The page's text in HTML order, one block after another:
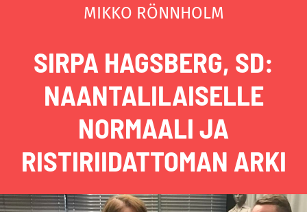
MIKKO RÖNNHOLM
SIRPA HAGSBERG, SD:
NAANTALILAISELLE
NORMAALI JA
RISTIRIIDATTOMAN ARKI